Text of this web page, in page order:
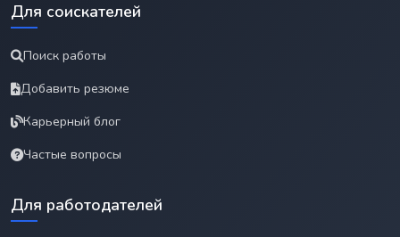
Для соискателей
Поиск работы
Добавить резюме
Карьерный блог
Частые вопросы
Для работодателей